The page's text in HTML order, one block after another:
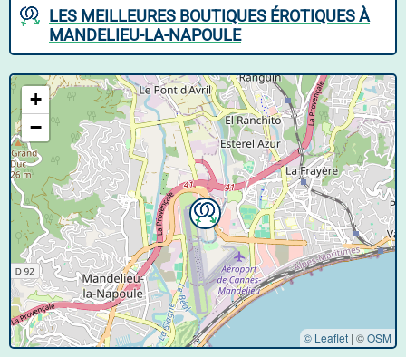
LES MEILLEURES BOUTIQUES ÉROTIQUES À
MANDELIEU-LA-NAPOULE
+
−
© Leaflet | ©OSM